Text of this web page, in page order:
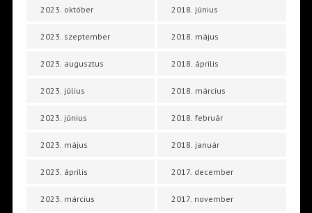
2023. október
2023. szeptember
2023. augusztus
2023. július
2023. június
2023. május
2023. április
2023. március
2018. június
2018. május
2018. április
2018. március
2018. február
2018. január
2017. december
2017. november